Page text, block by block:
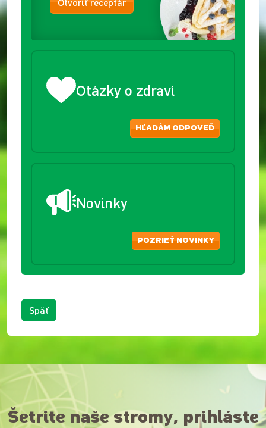
Otázky o zdraví
HĽADÁM ODPOVEĎ
Novinky
POZRIEŤ NOVINKY
Späť
Šetrite naše stromy, prihláste